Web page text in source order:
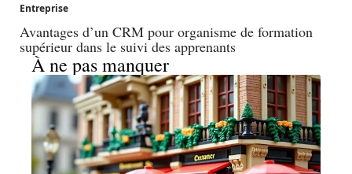
Entreprise
Avantages d’un CRM pour organisme de formation
supérieur dans le suivi des apprenants
À ne pas manquer